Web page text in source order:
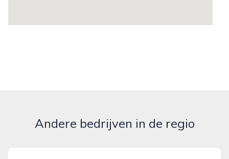
Andere bedrijven in de regio